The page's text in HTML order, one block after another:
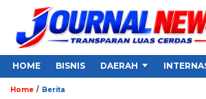
HOME BISNIS DAERAH
Home / Berita